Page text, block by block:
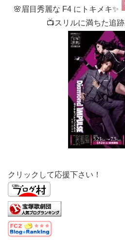
🌸眉目秀麗な F4 にトキメキ✨
📺スリルに満ちた追
クリックして応援下さい！